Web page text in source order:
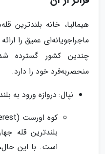
هیمالیا، خانه بلندترین
ماجراجویانه‌ای عمیق را
چندین کشور گسترده
منحصربه‌فرد خود را دارد.
نپال: دروازه ورود به
بلندترین قله
است. با این